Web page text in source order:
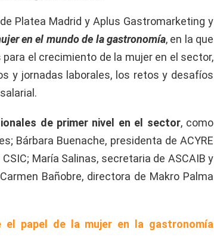
Platea Madrid y Aplus Gastromarketing y
en el mundo de la gastronomía, en la que
el crecimiento de la mujer en el sector,
y jornadas laborales, los retos y desafíos
de primer nivel en el sector, como
Bárbara Buenache, presidenta de ACYRE
María Salinas, secretaria de ASCAIB y
Bañobre, directora de Makro Palma
el papel de la mujer en la gastronomía